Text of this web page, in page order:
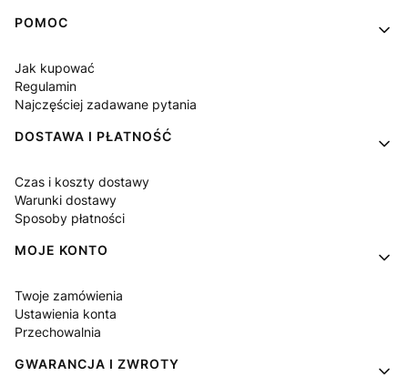
Linki w stopce
POMOC
Jak kupować
Regulamin
Najczęściej zadawane pytania
DOSTAWA I PŁATNOŚĆ
Czas i koszty dostawy
Warunki dostawy
Sposoby płatności
MOJE KONTO
Twoje zamówienia
Ustawienia konta
Przechowalnia
GWARANCJA I ZWROTY